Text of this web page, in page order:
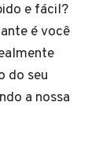
e fácil?
é você
do seu
a nossa